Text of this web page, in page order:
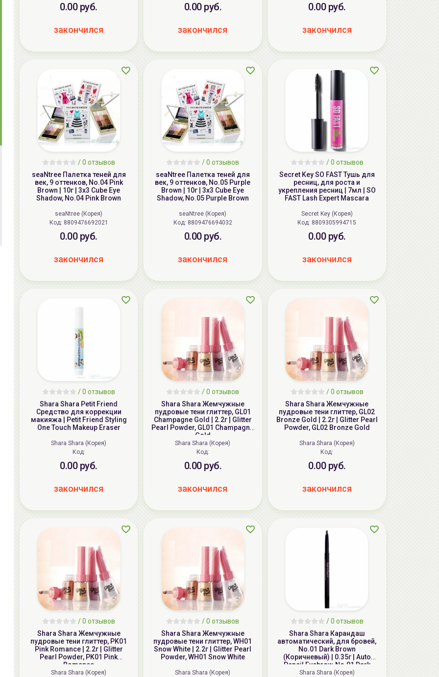
0.00 руб.
закончился
0.00 руб.
закончился
0.00 руб.
закончился
/ 0 отзывов
seaNtree Палетка теней для
век, 9 оттенков, No.04 Pink
Brown | 10г | 3x3 Cube Eye
Shadow, No.04 Pink Brown
seaNtree (Корея)
Код: 8809476692021
0.00 руб.
закончился
/ 0 отзывов
seaNtree Палетка теней для
век, 9 оттенков, No.05 Purple
Brown | 10г | 3x3 Cube Eye
Shadow, No.05 Purple Brown
seaNtree (Корея)
Код: 8809476694032
0.00 руб.
закончился
/ 0 отзывов
Secret Key SO FAST Тушь для
ресниц, для роста и
укрепления ресниц | 7мл | SO
FAST Lash Expert Mascara
Secret Key (Корея)
Код: 8809305994715
0.00 руб.
закончился
/ 0 отзывов
Shara Shara Petit Friend
Средство для коррекции
макияжа | Petit Friend Styling
One Touch Makeup Eraser
Shara Shara (Корея)
Код:
0.00 руб.
закончился
/ 0 отзывов
Shara Shara Жемчужные
пудровые тени глиттер, GL01
Champagne Gold | 2.2г | Glitter
Pearl Powder, GL01 Champagne
Gold
Shara Shara (Корея)
Код:
0.00 руб.
закончился
/ 0 отзывов
Shara Shara Жемчужные
пудровые тени глиттер, GL02
Bronze Gold | 2.2г | Glitter Pearl
Powder, GL02 Bronze Gold
Shara Shara (Корея)
Код:
0.00 руб.
закончился
/ 0 отзывов
Shara Shara Жемчужные
пудровые тени глиттер, PK01
Pink Romance | 2.2г | Glitter
Pearl Powder, PK01 Pink
Romance
Shara Shara (Корея)
/ 0 отзывов
Shara Shara Жемчужные
пудровые тени глиттер, WH01
Snow White | 2.2г | Glitter Pearl
Powder, WH01 Snow White
Shara Shara (Корея)
/ 0 отзывов
Shara Shara Карандаш
автоматический, для бровей,
No.01 Dark Brown
(Коричневый) | 0.35г | Auto
Pencil Eyebrow, No.01 Dark
Brown
Shara Shara (Корея)